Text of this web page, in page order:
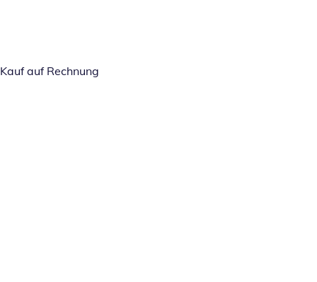
Kauf auf Rechnung